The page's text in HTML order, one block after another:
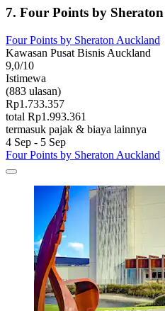
7. Four Points by
Four Points by Sheraton Auckland
Kawasan Pusat Bisnis Auckland
9,0/10
Istimewa
(883 ulasan)
Rp1.733.357
total Rp1.993.361
termasuk pajak & biaya lainnya
4 Sep - 5 Sep
Four Points by Sheraton Auckland